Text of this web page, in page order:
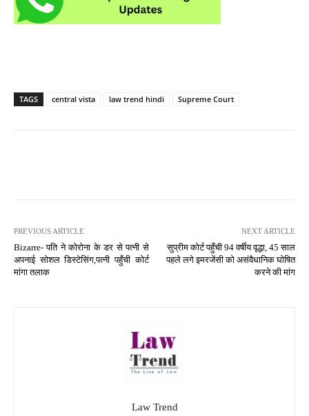
TAGS central vista law trend hindi Supreme Court
PREVIOUS ARTICLE
Bizarre- पति ने कोरोना के डर से पत्नी से
अपनाई सोशल डिस्टेसिंग,पत्नी पहुँची कोर्ट
मांगा तलाक
NEXT ARTICLE
सुप्रीम कोर्ट पहुँची 94 वर्षीय वृद्धा, 45 साल
पहले लगे इमरजेंसी को असंवैधानिक घोषित
करने की मांग
Law Trend